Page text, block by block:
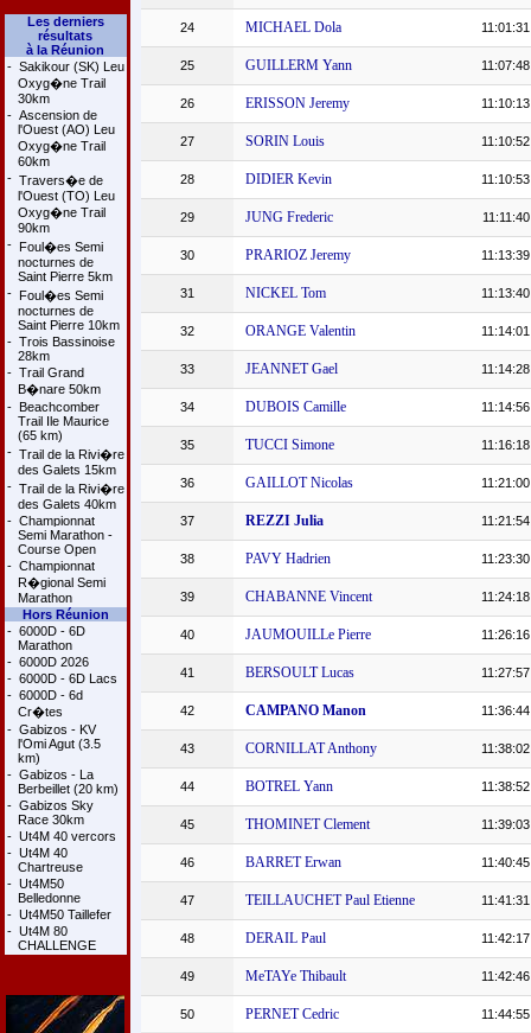
Les derniers
résultats
à la Réunion
- Sakikour (SK) Leu
Oxyg�ne Trail
30km
- Ascension de
l'Ouest (AO) Leu
Oxyg�ne Trail
60km
- Travers�e de
l'Ouest (TO) Leu
Oxyg�ne Trail
90km
- Foul�es Semi
nocturnes de
Saint Pierre 5km
- Foul�es Semi
nocturnes de
Saint Pierre 10km
- Trois Bassinoise
28km
- Trail Grand
B�nare 50km
- Beachcomber
Trail Ile Maurice
(65 km)
- Trail de la Rivi�re
des Galets 15km
- Trail de la Rivi�re
des Galets 40km
- Championnat
Semi Marathon -
Course Open
- Championnat
R�gional Semi
Marathon
Hors Réunion
- 6000D - 6D
Marathon
- 6000D 2026
- 6000D - 6D Lacs
- 6000D - 6d
Cr�tes
- Gabizos - KV
l'Omi Agut (3.5
km)
- Gabizos - La
Berbeillet (20 km)
- Gabizos Sky
Race 30km
- Ut4M 40 vercors
- Ut4M 40
Chartreuse
- Ut4M50
Belledonne
- Ut4M50 Taillefer
- Ut4M 80
CHALLENGE
24 MICHAEL Dola 11:01:31
25 GUILLERM Yann 11:07:48
26 ERISSON Jeremy 11:10:13
27 SORIN Louis 11:10:52
28 DIDIER Kevin 11:10:53
29 JUNG Frederic 11:11:40
30 PRARIOZ Jeremy 11:13:39
31 NICKEL Tom 11:13:40
32 ORANGE Valentin 11:14:01
33 JEANNET Gael 11:14:28
34 DUBOIS Camille 11:14:56
35 TUCCI Simone 11:16:18
36 GAILLOT Nicolas 11:21:00
37 REZZI Julia 11:21:54
38 PAVY Hadrien 11:23:30
39 CHABANNE Vincent 11:24:18
40 JAUMOUILLe Pierre 11:26:16
41 BERSOULT Lucas 11:27:57
42 CAMPANO Manon 11:36:44
43 CORNILLAT Anthony 11:38:02
44 BOTREL Yann 11:38:52
45 THOMINET Clement 11:39:03
46 BARRET Erwan 11:40:45
47 TEILLAUCHET Paul Etienne 11:41:31
48 DERAIL Paul 11:42:17
49 MeTAYe Thibault 11:42:46
50 PERNET Cedric 11:44:55